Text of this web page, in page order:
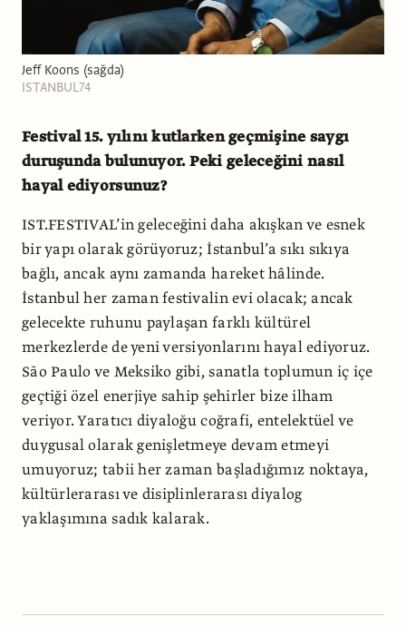
Jeff Koons (sağda)
ISTANBUL74
Festival 15. yılını kutlarken geçmişine saygı
duruşunda bulunuyor. Peki geleceğini nasıl
hayal ediyorsunuz?
IST.FESTIVAL’in geleceğini daha akışkan ve esnek
bir yapı olarak görüyoruz; İstanbul’a sıkı sıkıya
bağlı, ancak aynı zamanda hareket hâlinde.
İstanbul her zaman festivalin evi olacak; ancak
gelecekte ruhunu paylaşan farklı kültürel
merkezlerde de yeni versiyonlarını hayal ediyoruz.
São Paulo ve Meksiko gibi, sanatla toplumun iç içe
geçtiği özel enerjiye sahip şehirler bize ilham
veriyor. Yaratıcı diyaloğu coğrafi, entelektüel ve
duygusal olarak genişletmeye devam etmeyi
umuyoruz; tabii her zaman başladığımız noktaya,
kültürlerarası ve disiplinlerarası diyalog
yaklaşımına sadık kalarak.